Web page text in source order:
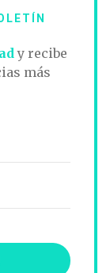
y recibe
más